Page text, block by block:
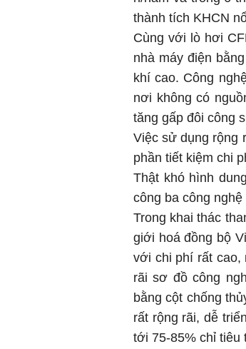
thành tích KHCN
Cùng với lò hơi
nhà máy điện
khí cao. Công
nơi không có
tăng gấp đôi công
Việc sử dụng rộng
phần tiết kiệm chi
Thật khó hình
công ba công
Trong khai thác
giới hoá đồng bộ
với chi phí rất cao,
rãi sơ đồ công
bằng cột chống
rất rộng rãi, dễ
tới 75-85% chỉ tiêu